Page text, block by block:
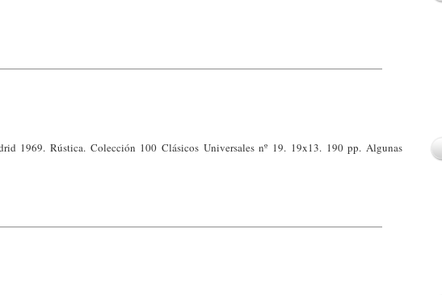
1969. Rústica. Colección 100 Clásicos Universales nº 19. 19x13. 190 pp. Algunas